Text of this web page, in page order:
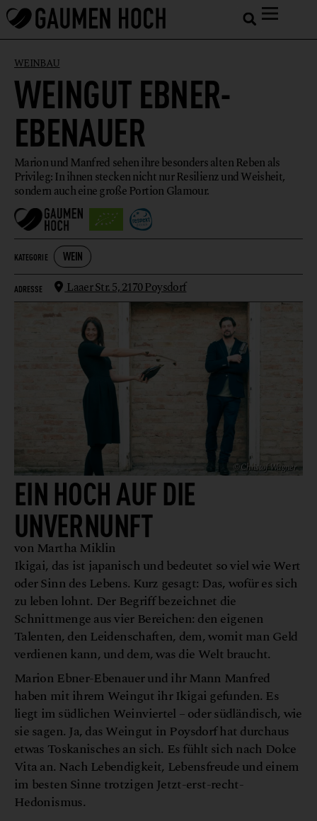
WEINBAU
WEINGUT EBNER-
EBENAUER
Marion und Manfred sehen ihre besonders alten Reben als
Privileg: In ihnen stecken nicht nur Resilienz und Weisheit,
sondern auch eine große Portion Glamour.
KATEGORIE WEIN
ADRESSE Laaer Str. 5,2170 Poysdorf
© Christof Wagner
EIN HOCH AUF DIE
UNVERNUNFT
von Martha Miklin
Ikigai, das ist japanisch und bedeutet so viel wie Wert
oder Sinn des Lebens. Kurz gesagt: Das, wofür es sich
zu leben lohnt. Der Begriff bezeichnet die
Schnittmenge aus vier Bereichen: den eigenen
Talenten, den Leidenschaften, dem, womit man Geld
verdienen kann, und dem, was die Welt braucht.
Marion Ebner-Ebenauer und ihr Mann Manfred
haben mit ihrem Weingut ihr Ikigai gefunden. Es
liegt im südlichen Weinviertel – oder südländisch, wie
sie sagen. Ja, das Weingut in Poysdorf hat durchaus
etwas Toskanisches an sich. Es fühlt sich nach Dolce
Vita an. Nach Lebendigkeit, Lebensfreude und einem
im besten Sinne trotzigen Jetzt-erst-recht-
Hedonismus.